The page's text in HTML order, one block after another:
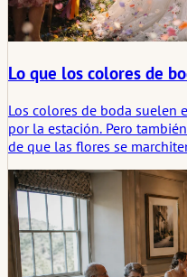
Lo que los colores de
Los colores de boda suelen
por la estación. Pero
de que las flores se
sentimiento. Este artículo
como estilismo, sino como
deja una ceremonia.